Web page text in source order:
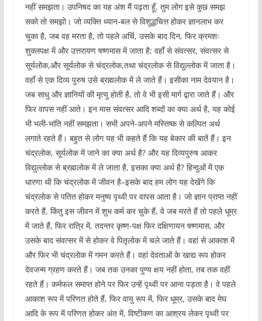
नहीं समझता। उपनिषद का यह अंश मैं पढ़ता हूँ, तुम लोग इसे कुछ समझ
सको तो समझो। जो व्यक्ति ध्यान-बल से विशुद्धचित्त होकर ज्ञानलाभ कर
चुका है, जब वह मरता है, तो पहले अर्चि, उसके बाद दिन, फिर क्रमशः
शुक्लपक्ष में और उत्तरायण षष्णमास में जाता है; वहाँ से संवत्सर, संवत्सर से
सूर्यलोक,और सूर्यलोक से चंद्रलोक,तथा चंद्रलोक से विद्युल्लोक में जाता है।
वहाँ से एक दिव्य पुरुष उसे ब्रह्मलोक में ले जाते हैं। इसीका नाम देवयान है।
जब साधु और ज्ञानियों की मृत्यु होती है, तो वे भी इसी मार्ग द्वारा जाते हैं। और
फिर वापस नहीं आते। इन मास संवत्सर आदि शब्दों का क्या अर्थ है, यह कोई
भी भली-भांति नहीं समझता। सभी अपने-अपने मस्तिष्क से कल्पित अर्थ
लगाते रहते हैं। बहुत से लोग यह भी कहते हैं कि यह बेकार की बातें हैं। इन
चंद्रलोक, सूर्यलोक में जाने का क्या अर्थ है? और यह दिव्यपुरुष आकर
विद्युल्लोक से ब्रह्मलोक में ले जाता है, इसका क्या अर्थ है? हिन्दुओं में एक
धारणा थी कि चंद्रलोक में जीवन है–इसके बाद हम लोग यह देखेंगे कि
चंद्रलोक से पतित होकर मनुष्य पृथ्वी पर वापस आता है। जो ज्ञान प्राप्त नहीं
करते हैं, किंतु इस जीवन में शुभ कर्म कर चुके हैं, वे जब मरते हैं तो पहले धूम्र
में जाते हैं, फिर रात्रि में, तदन्तर कृष्ण-पक्ष फिर दक्षिणायन षष्णमास, और
उसके बाद संवत्सर में से होकर वे पितृलोक में चले जाते हैं। वहां से आकाश में
और फिर भी चंद्रलोक में गमन करते हैं। वहां देवताओं के खाद्य रूप होकर
देवजन्म ग्रहण करते हैं। जब तक उनका पुण्य क्षय नहीं होता, तब तक वहीं
रहते हैं। कर्मफल समाप्त होने पर फिर उन्हें पृथ्वी पर आना पड़ता है। वे पहले
आकाश रूप में परिणत होते हैं, फिर वायु रूप में, फिर धूम्र, उसके बाद मेघ
आदि के रूप में परिणत होकर अंत में, विष्टीकण का आश्रय लेकर पृथ्वी पर